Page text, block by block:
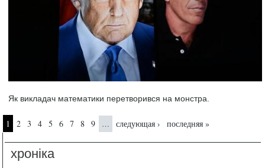
Як викладач математики перетворився на монстра.
Страницы
1 2 3 4 5 6 7 8 9 … следующая › последняя »
хроніка